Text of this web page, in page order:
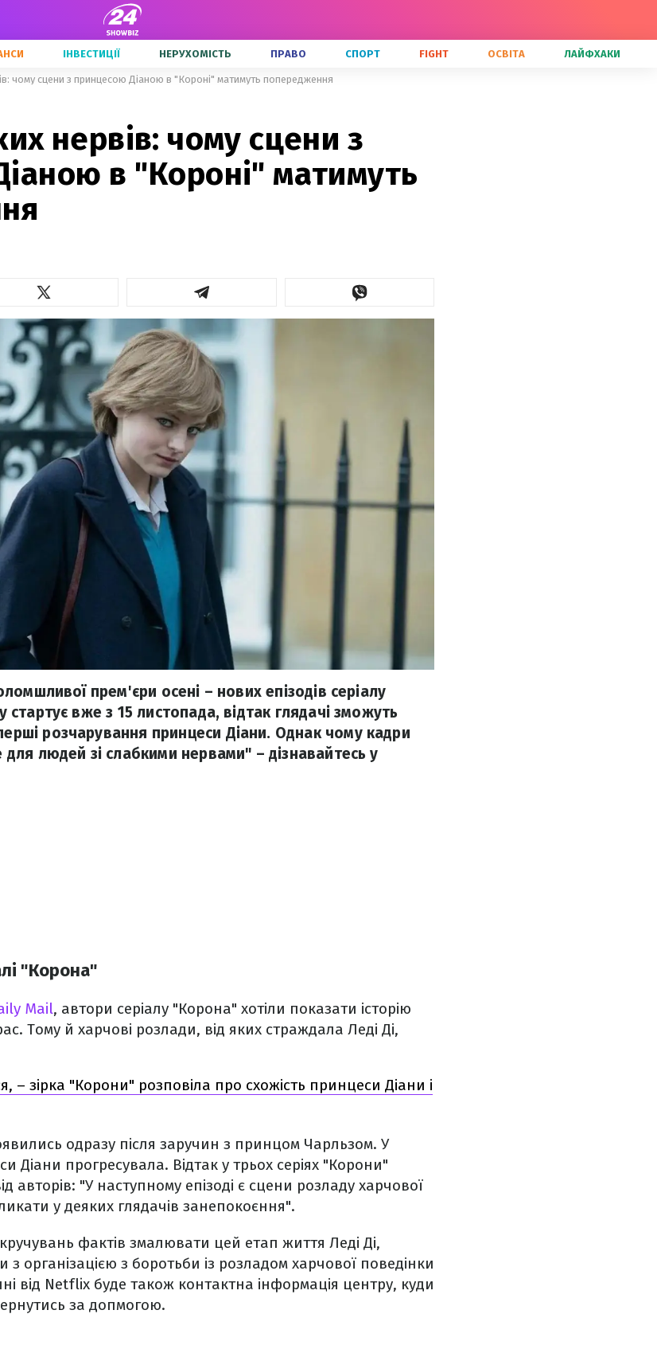
ІНВЕСТИЦІЇ НЕРУХОМІСТЬ ПРАВО СПОРТ FIGHT ОСВІТА ЛАЙФХАКИ
чому сцени з принцесою Діаною в "Короні" матимуть попередження
нервів: чому сцени з
в "Короні" матимуть
прем'єри осені – нових епізодів серіалу
вже з 15 листопада, відтак глядачі зможуть
розчарування принцеси Діани. Однак чому кадри
для людей зі слабкими нервами" – дізнавайтесь у
"Корона"
Mail, автори серіалу "Корона" хотіли показати історію
Тому й харчові розлади, від яких страждала Леді Ді,
– зірка "Корони" розповіла про схожість принцеси Діани і
одразу після заручин з принцом Чарльзом. У
Діани прогресувала. Відтак у трьох серіях "Корони"
авторів: "У наступному епізоді є сцени розладу харчової
у деяких глядачів занепокоєння".
фактів змалювати цей етап життя Леді Ді,
організацією з боротьби із розладом харчової поведінки
від Netflix буде також контактна інформація центру, куди
за допмогою.